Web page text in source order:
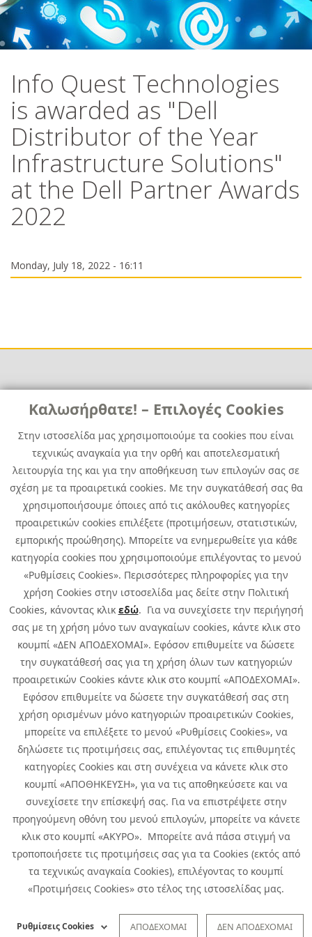
Καλωσήρθατε! – Επιλογές Cookies
Στην ιστοσελίδα μας χρησιμοποιούμε τα cookies που είναι
τεχνικώς αναγκαία για την ορθή και αποτελεσματική
λειτουργία της και για την αποθήκευση των επιλογών σας σε
σχέση με τα προαιρετικά cookies. Με την συγκατάθεσή σας θα
χρησιμοποιήσουμε όποιες από τις ακόλουθες κατηγορίες
προαιρετικών cookies επιλέξετε (προτιμήσεων, στατιστικών,
εμπορικής προώθησης). Μπορείτε να ενημερωθείτε για κάθε
κατηγορία cookies που χρησιμοποιούμε επιλέγοντας το μενού
«Ρυθμίσεις Cookies». Περισσότερες πληροφορίες για την
χρήση Cookies στην ιστοσελίδα μας δείτε στην Πολιτική
Cookies, κάνοντας κλικ εδώ. Για να συνεχίσετε την περιήγησή
σας με τη χρήση μόνο των αναγκαίων cookies, κάντε κλικ στο
κουμπί «ΔΕΝ ΑΠΟΔΕΧΟΜΑΙ». Εφόσον επιθυμείτε να δώσετε
την συγκατάθεσή σας για τη χρήση όλων των κατηγοριών
προαιρετικών Cookies κάντε κλικ στο κουμπί «ΑΠΟΔΕΧΟΜΑΙ».
Εφόσον επιθυμείτε να δώσετε την συγκατάθεσή σας στη
χρήση ορισμένων μόνο κατηγοριών προαιρετικών Cookies,
μπορείτε να επιλέξετε το μενού «Ρυθμίσεις Cookies», να
δηλώσετε τις προτιμήσεις σας, επιλέγοντας τις επιθυμητές
κατηγορίες Cookies και στη συνέχεια να κάνετε κλικ στο
κουμπί «ΑΠΟΘΗΚΕΥΣΗ», για να τις αποθηκεύσετε και να
συνεχίσετε την επίσκεψή σας. Για να επιστρέψετε στην
προηγούμενη οθόνη του μενού επιλογών, μπορείτε να κάνετε
κλικ στο κουμπί «ΑΚΥΡΟ». Μπορείτε ανά πάσα στιγμή να
τροποποιήσετε τις προτιμήσεις σας για τα Cookies (εκτός από
τα τεχνικώς αναγκαία Cookies), επιλέγοντας το κουμπί
«Προτιμήσεις Cookies» στο τέλος της ιστοσελίδας μας.
ΔΕΝ ΑΠΟΔΕΧΟΜΑΙ
ΑΠΟΔΕΧΟΜΑΙ
Ρυθμίσεις Cookies
Info Quest Technologies
is awarded as "Dell
Distributor of the Year
Infrastructure Solutions"
at the Dell Partner Awards
2022
Monday, July 18, 2022 - 16:11
Χρήσιμα
News
Media Kit
Career
Quest Group
Copyright © 2026 Infoquest.gr All Rights Reserved.
Cookies Policy Cookies Preferences |
Privacy Policy: To learn more about the processing of personal data